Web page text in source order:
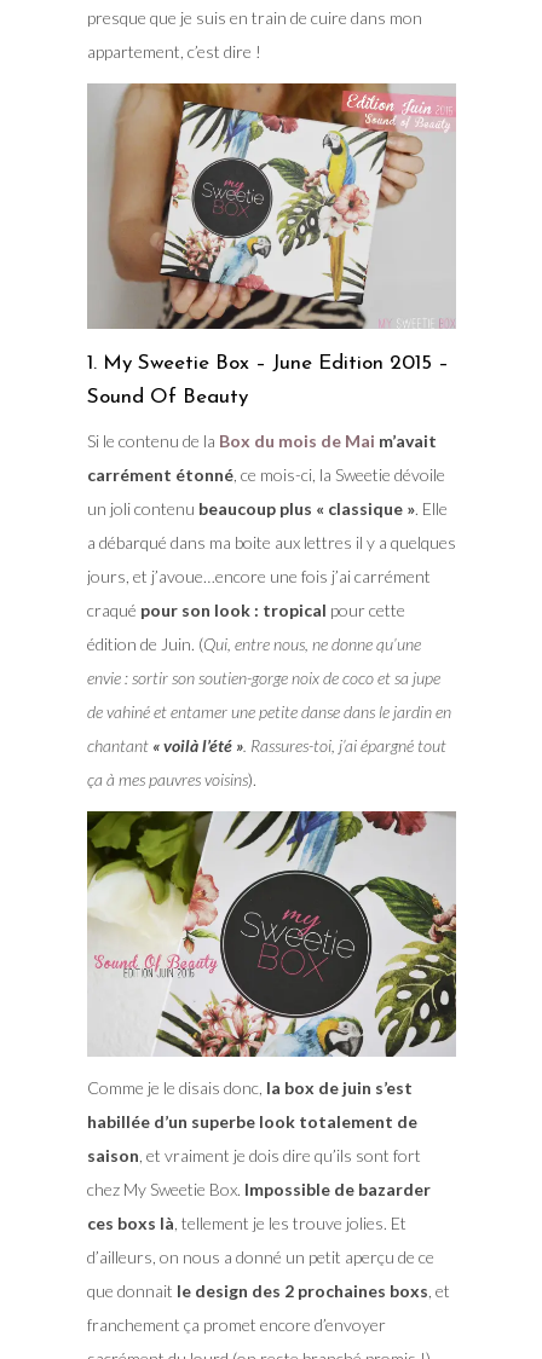
presque que je suis en train de cuire dans mon
appartement, c’est dire !
1. My Sweetie Box – June Edition 2015 –
Sound Of Beauty
Si le contenu de la Box du mois de Mai m’avait
carrément étonné, ce mois-ci, la Sweetie dévoile
un joli contenu beaucoup plus « classique ». Elle
a débarqué dans ma boite aux lettres il y a quelques
jours, et j’avoue…encore une fois j’ai carrément
craqué pour son look : tropical pour cette
édition de Juin. (Qui, entre nous, ne donne qu’une
envie : sortir son soutien-gorge noix de coco et sa jupe
de vahiné et entamer une petite danse dans le jardin en
chantant « voilà l’été ». Rassures-toi, j’ai épargné tout
ça à mes pauvres voisins).
Comme je le disais donc, la box de juin s’est
habillée d’un superbe look totalement de
saison , et vraiment je dois dire qu’ils sont fort
chez My Sweetie Box. Impossible de bazarder
ces boxs là , tellement je les trouve jolies. Et
d’ailleurs, on nous a donné un petit aperçu de ce
que donnait le design des 2 prochaines boxs , et
franchement ça promet encore d’envoyer